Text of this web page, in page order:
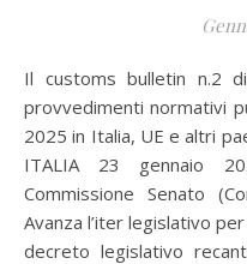
Il customs bulletin n.2 di Dogana Sostenibile segnala i
provvedimenti normativi
2025 in Italia, UE e altri
ITALIA 23 gennaio
Commissione Senato
Avanza l’iter legislativo
decreto legislativo